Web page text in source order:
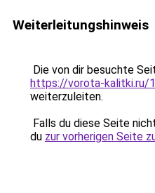
Weiterleitungshinweis
Die von dir besuchte
https://vorota-kalitki.ru/
weiterzuleiten.
Falls du diese Seite
du zur vorherigen Seite